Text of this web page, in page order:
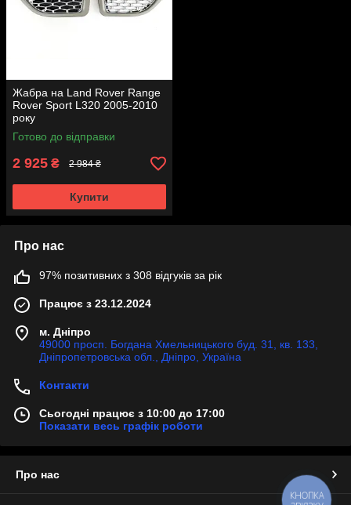
Жабра на Land Rover Range
Rover Sport L320 2005-2010
року
Готово до відправки
2 925 ₴ 2 984 ₴
Купити
Про нас
97% позитивних з 308 відгуків за рік
Працює з 23.12.2024
м. Дніпро
49000 просп. Богдана Хмельницького буд. 31, кв. 133,
Дніпропетровська обл., Дніпро, Україна
Контакти
Сьогодні працює з 10:00 до 17:00
Показати весь графік роботи
Про нас
КНОПКА